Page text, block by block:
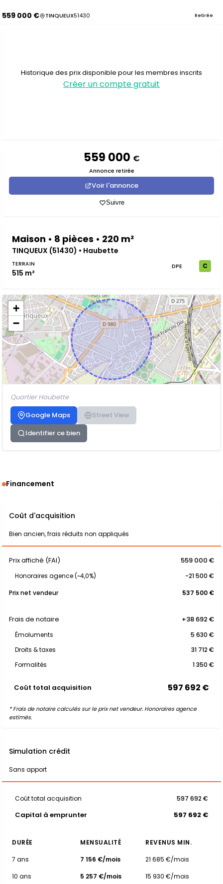
559 000 € TINQUEUX51430 Retirée
Historique des prix disponible pour les membres inscrits
Créer un compte gratuit
559 000 €
Annonce retirée
Voir l'annonce
Suivre
Maison • 8 pièces • 220 m²
TINQUEUX (51430) • Haubette
TERRAIN
515 m²
DPE C
+
−
Quartier Haubette
Google Maps
Street View
Identifier ce bien
Financement
Coût d'acquisition
Bien ancien, frais réduits non appliqués
Prix affiché (FAI) 559 000 €
Honoraires agence (~4,0%)
-21 500 €
Prix net vendeur
537 500 €
Frais de notaire +38 692 €
Émoluments
5 630 €
Droits & taxes
31 712 €
Formalités
1 350 €
Coût total acquisition 597 692 €
* Frais de notaire calculés sur le prix net vendeur. Honoraires agence
estimés.
Simulation crédit
Sans apport
Coût total acquisition 597 692 €
Capital à emprunter 597 692 €
DURÉE MENSUALITÉ
REVENUS MIN.
7 ans
7 156 €/mois
21 685 €/mois
10 ans
5 257 €/mois 15 930 €/mois